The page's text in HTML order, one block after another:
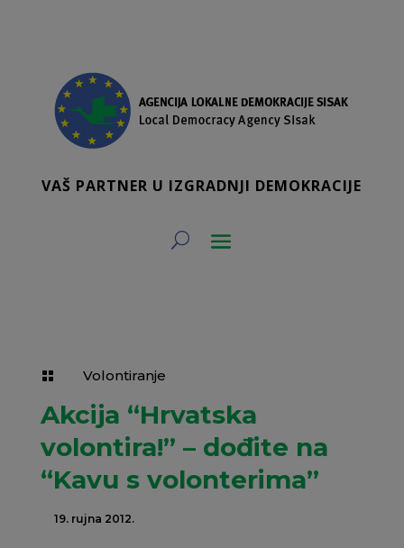
VAŠ PARTNER U IZGRADNJI DEMOKRACIJE
 Volontiranje
Akcija “Hrvatska
volontira!” – dođite na
“Kavu s volonterima”
19. rujna 2012.